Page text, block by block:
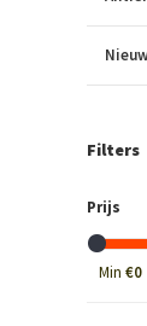
Filters
Prijs
Min €0